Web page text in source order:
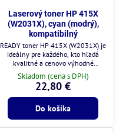
Laserový toner HP 415X
(W2031X), cyan (modrý),
kompatibilný
READY toner HP 415X (W2031X) je
ideálny pre každého, kto hľadá
kvalitné a cenovo výhodné
riešenie.
Skladom (cena s DPH)
22,80 €
Do košíka